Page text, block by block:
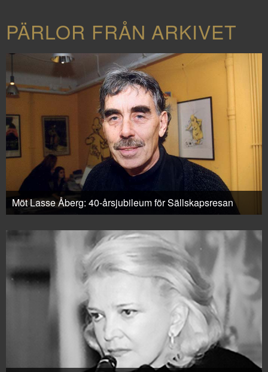
PÄRLOR FRÅN ARKIVET
Möt Lasse Åberg: 40-årsjubileum för Sällskapsresan